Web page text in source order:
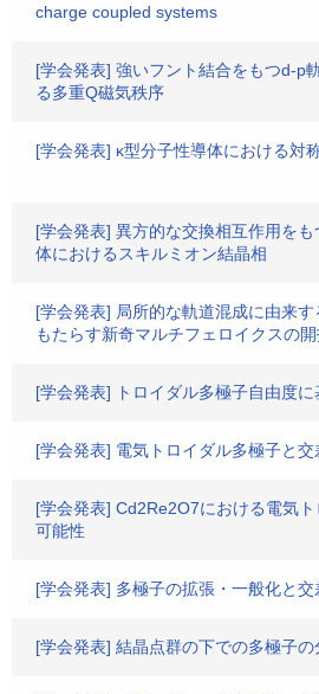
charge coupled systems
[学会発表] 強いフント結合をもつd-p
る多重Q磁気秩序
[学会発表] κ型分子性導体における対
[学会発表] 異方的な交換相互作用を
体におけるスキルミオン結晶相
[学会発表] 局所的な軌道混成に由来
もたらす新奇マルチフェロイクスの開
[学会発表] トロイダル多極子自由度
[学会発表] 電気トロイダル多極子と交
[学会発表] Cd2Re2O7における電気
可能性
[学会発表] 多極子の拡張・一般化と交
[学会発表] 結晶点群の下での多極子の